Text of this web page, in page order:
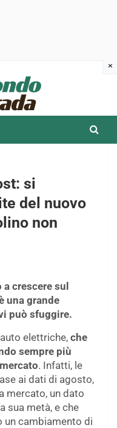
si
del nuovo
non
crescere sul
una grande
può sfuggire.
elettriche, che
sempre più
. Infatti, le
ai dati di agosto,
mercato, un dato
sua metà, e che
un cambiamento di